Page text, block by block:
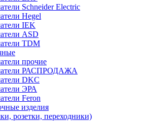
Schneider Electric
Hegel
IEK
ASD
TDM
прочие
РАСПРОДАЖА
DKC
ЭРА
Feron
изделия
розетки, переходники)